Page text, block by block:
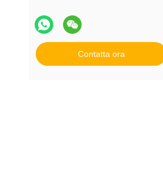
Contatta ora